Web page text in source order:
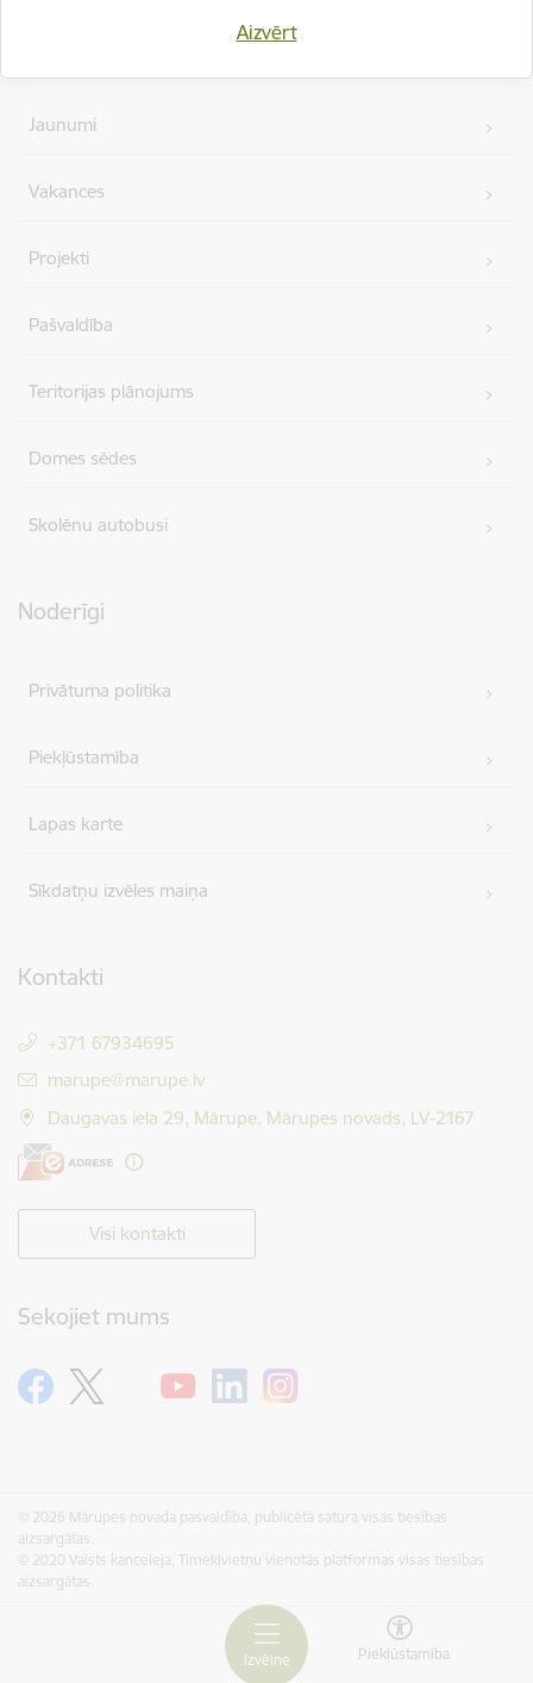
Izvēlne Piekļūstamība
simbolus vienotā, stilizētā vizuālā rakstā – kā stāstu
par mums pašiem. Mēs esam dažādi, bet kopā
Aizvērt
Jaunumi
Vakances
Projekti
Pašvaldība
Teritorijas plānojums
Domes sēdes
Skolēnu autobusi
Noderīgi
Privātuma politika
Piekļūstamība
Lapas karte
Sīkdatņu izvēles maiņa
Kontakti
+371 67934695
E-pasts:
marupe@marupe.lv
Daugavas iela 29, Mārupe, Mārupes novads, LV-2167
Visi kontakti
Sekojiet mums
© 2026 Mārupes novada pašvaldība, publicētā satura visas tiesības
aizsargātas.
© 2020 Valsts kanceleja, Tīmekļvietņu vienotās platformas visas tiesības
aizsargātas.